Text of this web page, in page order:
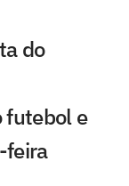
do
futebol e
feira